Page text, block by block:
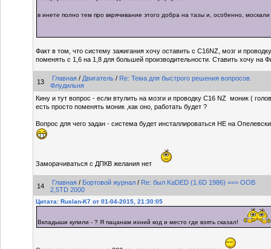
в инете полно тем про вкрячивание этого добра на тазы и, особенно,
Факт в том, что систему зажигания хочу оставить с C16NZ, мозг и
поменять с 1,6 на 1,8 для большей производительности. Ставить хочу на
13 Главная / Двигатель / Re: Тема для быстрого решения вопросов.
Флудильня
Кину и тут вопрос - если втулить на мозги и проводку C16 NZ моник (
есть просто поменять моник ,как оно, работать будет ?
Вопрос для чего задан - система будет инсталлироваться НЕ на
Заморачиваться с ДПКВ желания нет
14 Главная / Бортовой журнал / Re: был KaDED (1.6D 1986) ==> OOB
2,5TD 2000
Цитата: Ruslan-K7 от 01-04-2015, 21:30:05
Вкладыши купили - ? Я пацанам ихний код и место где взять сказал!